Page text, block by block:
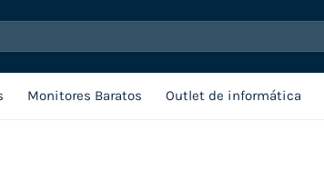
Monitores Baratos Outlet de informática